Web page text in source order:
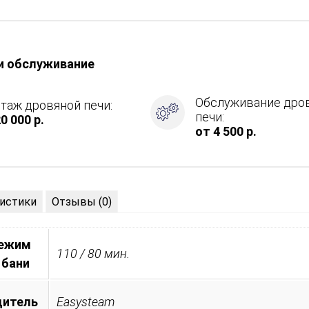
обслуживание
дровяной печи:
000 р.
Обслуживание
печи:
от 4 500 р.
Отзывы (0)
110 / 80 мин.
Easysteam